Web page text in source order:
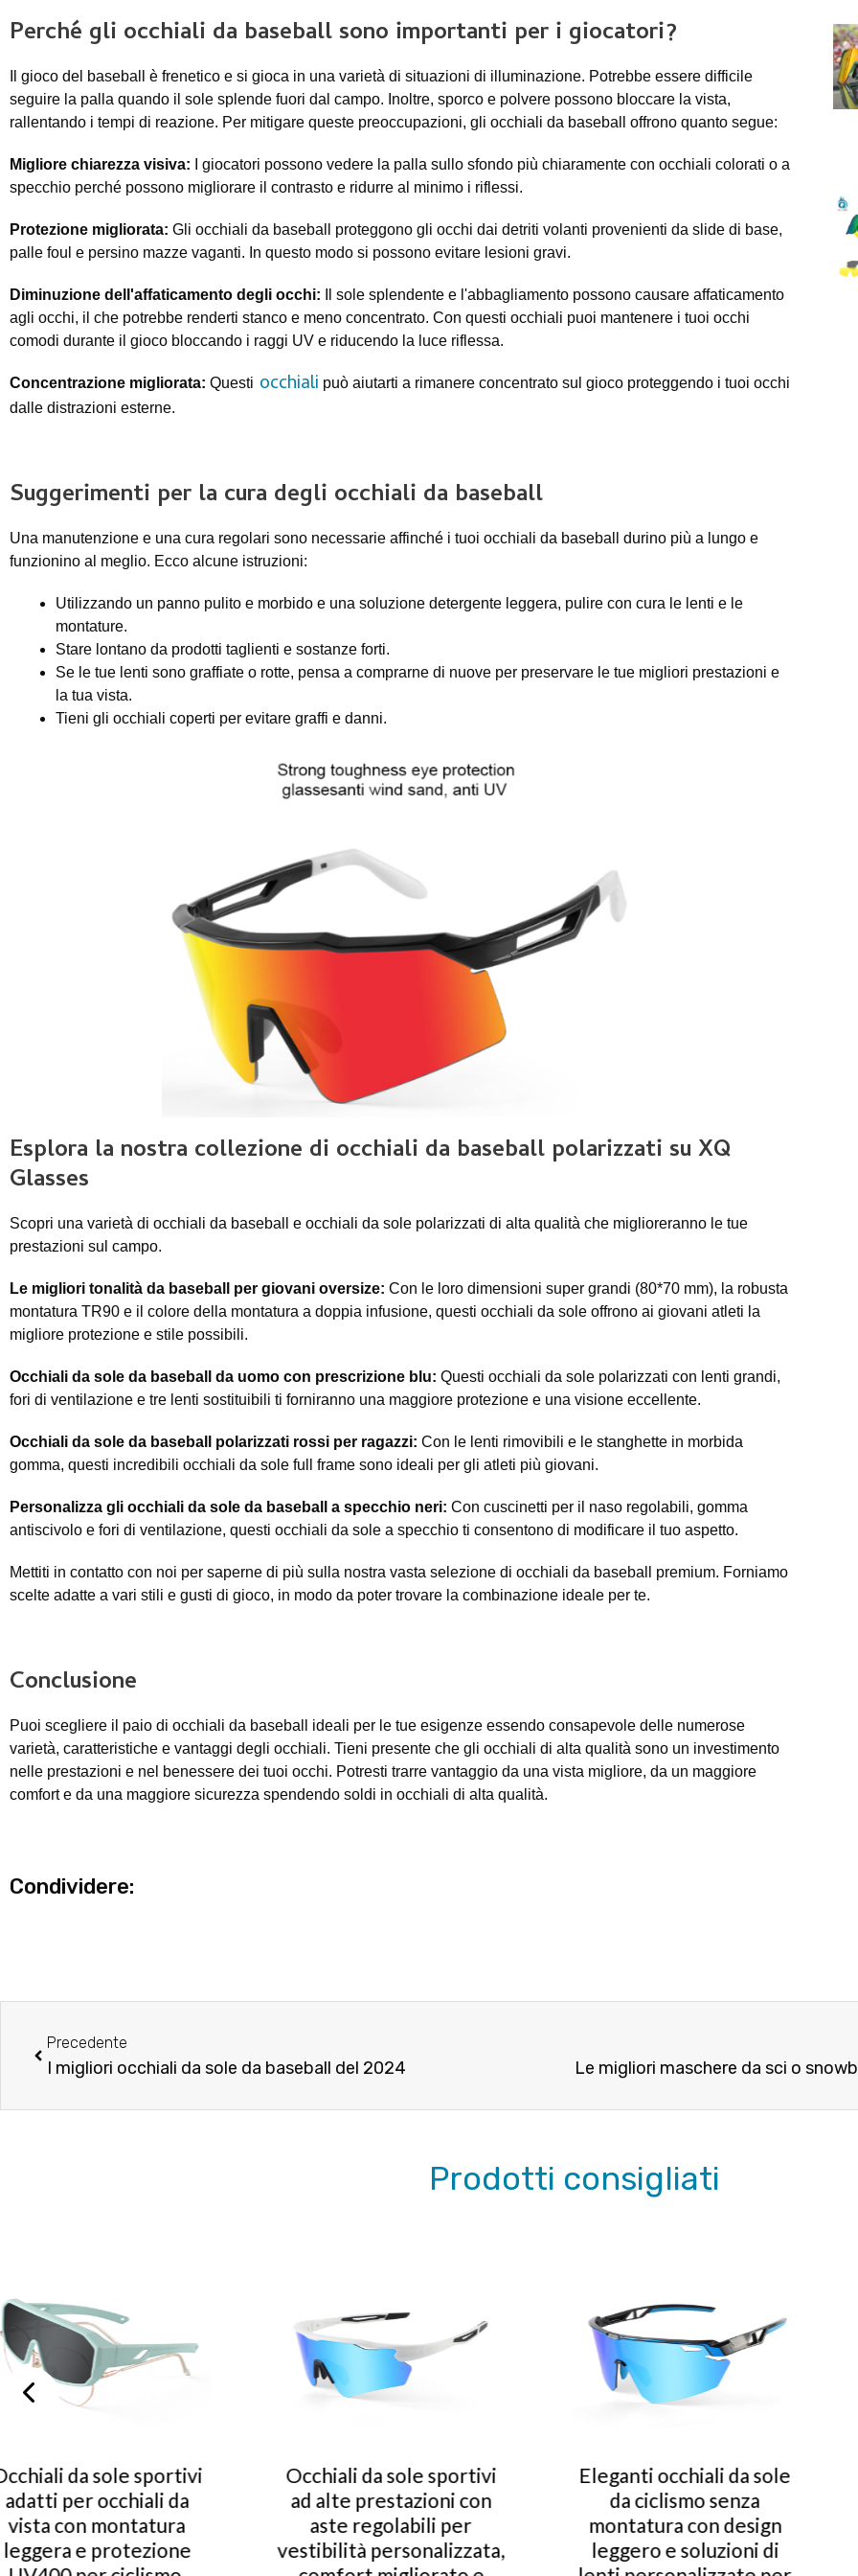
Perché gli occhiali da baseball sono importanti per i giocatori?
Il gioco del baseball è frenetico e si gioca in una varietà di situazioni di illuminazione. Potrebbe essere difficile
seguire la palla quando il sole splende fuori dal campo. Inoltre, sporco e polvere possono bloccare la vista,
rallentando i tempi di reazione. Per mitigare queste preoccupazioni, gli occhiali da baseball offrono quanto segue:
Migliore chiarezza visiva: I giocatori possono vedere la palla sullo sfondo più chiaramente con occhiali colorati o a
specchio perché possono migliorare il contrasto e ridurre al minimo i riflessi.
Protezione migliorata: Gli occhiali da baseball proteggono gli occhi dai detriti volanti provenienti da slide di base,
palle foul e persino mazze vaganti. In questo modo si possono evitare lesioni gravi.
Diminuzione dell'affaticamento degli occhi:
Il sole splendente e l'abbagliamento possono causare affaticamento
agli occhi, il che potrebbe renderti stanco e meno concentrato. Con questi occhiali puoi mantenere i tuoi occhi
comodi durante il gioco bloccando i raggi UV e riducendo la luce riflessa.
Concentrazione migliorata: Questi occhiali può aiutarti a rimanere concentrato sul gioco proteggendo i tuoi occhi
dalle distrazioni esterne.
Suggerimenti per la cura degli occhiali da baseball
Una manutenzione e una cura regolari sono necessarie affinché i tuoi occhiali da baseball durino più a lungo e
funzionino al meglio. Ecco alcune istruzioni:
Utilizzando un panno pulito e morbido e una soluzione detergente leggera, pulire con cura le lenti e le
montature.
Stare lontano da prodotti taglienti e sostanze forti.
Se le tue lenti sono graffiate o rotte, pensa a comprarne di nuove per preservare le tue migliori prestazioni e
la tua vista.
Tieni gli occhiali coperti per evitare graffi e danni.
Esplora la nostra collezione di occhiali da baseball polarizzati su XQ
Glasses
Scopri una varietà di occhiali da baseball e occhiali da sole polarizzati di alta qualità che miglioreranno le tue
prestazioni sul campo.
Le migliori tonalità da baseball per giovani oversize: Con le loro dimensioni super grandi (80*70 mm), la robusta
montatura TR90 e il colore della montatura a doppia infusione, questi occhiali da sole offrono ai giovani atleti la
migliore protezione e stile possibili.
Occhiali da sole da baseball da uomo con prescrizione blu: Questi occhiali da sole polarizzati con lenti grandi,
fori di ventilazione e tre lenti sostituibili ti forniranno una maggiore protezione e una visione eccellente.
Occhiali da sole da baseball polarizzati rossi per ragazzi: Con le lenti rimovibili e le stanghette in morbida
gomma, questi incredibili occhiali da sole full frame sono ideali per gli atleti più giovani.
Personalizza gli occhiali da sole da baseball a specchio neri: Con cuscinetti per il naso regolabili, gomma
antiscivolo e fori di ventilazione, questi occhiali da sole a specchio ti consentono di modificare il tuo aspetto.
Mettiti in contatto con noi per saperne di più sulla nostra vasta selezione di occhiali da baseball premium. Forniamo
scelte adatte a vari stili e gusti di gioco, in modo da poter trovare la combinazione ideale per te.
Conclusione
Puoi scegliere il paio di occhiali da baseball ideali per le tue esigenze essendo consapevole delle numerose
varietà, caratteristiche e vantaggi degli occhiali. Tieni presente che gli occhiali di alta qualità sono un investimento
nelle prestazioni e nel benessere dei tuoi occhi. Potresti trarre vantaggio da una vista migliore, da un maggiore
comfort e da una maggiore sicurezza spendendo soldi in occhiali di alta qualità.
Condividere:
Precedente
I migliori occhiali da sole da baseball del 2024
Prodotti consigliati
Occhiali da sole sportivi
ad alte prestazioni con
aste regolabili per
vestibilità personalizzata,
Eleganti occhiali da sole
da ciclismo senza
montatura con design
leggero e soluzioni di
Occhiali da sole
premium senza
montatura con stile
aerodinamico e